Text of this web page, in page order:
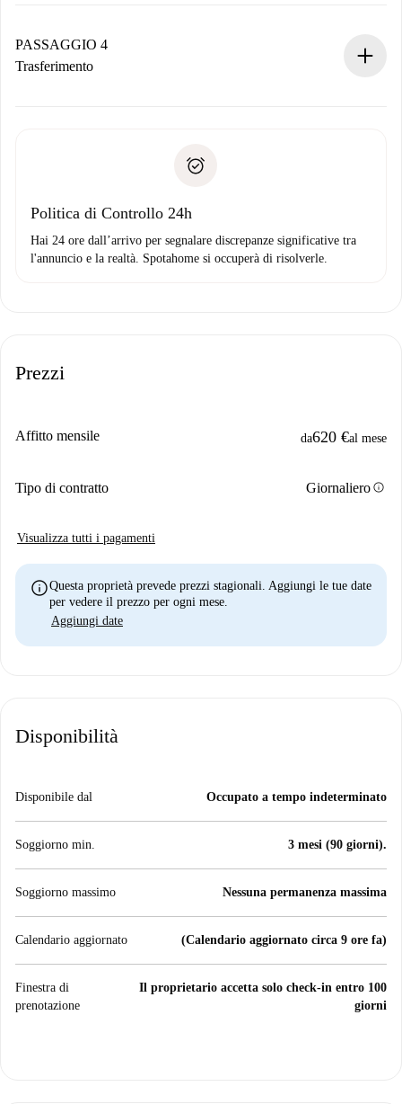
contatto con il proprietario.
Se rifiutata: non ti addebiteremo nulla e ti proporremo
Domiciliazione del pagamento
PASSAGGIO 4
Trasferimento
solo se non segnali problemi.
Politica di Controllo 24h
Hai 24 ore dall’arrivo per segnalare discrepanze significative tra
l'annuncio e la realtà. Spotahome si occuperà di risolverle.
Prezzi
Affitto mensile da620 €al mese
Tipo di contratto Giornalieroinfo
Visualizza tutti i pagamenti
infoQuesta proprietà prevede prezzi stagionali. Aggiungi le tue date
per vedere il prezzo per ogni mese.
Aggiungi date
Disponibilità
Disponibile dal Occupato a tempo indeterminato
Soggiorno min. 3 mesi (90 giorni).
Soggiorno massimo Nessuna permanenza massima
Calendario aggiornato (Calendario aggiornato circa 9 ore fa)
Finestra di
prenotazione
Il proprietario accetta solo check-in entro 100
giorni